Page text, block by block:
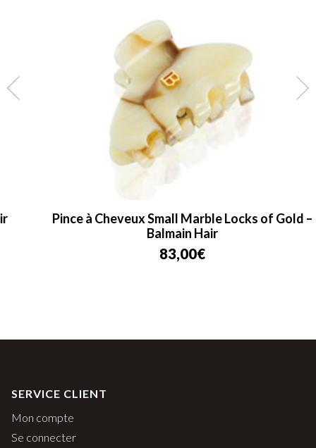
Pince à Cheveux Small Marble Locks of Gold –
Balmain Hair
83,00€
SERVICE CLIENT
Mon compte
Se connecter